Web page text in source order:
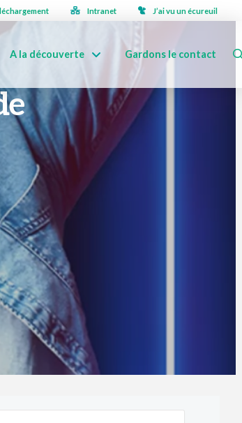
Intranet J’ai vu un écureuil
A la découverte Gardons le contact